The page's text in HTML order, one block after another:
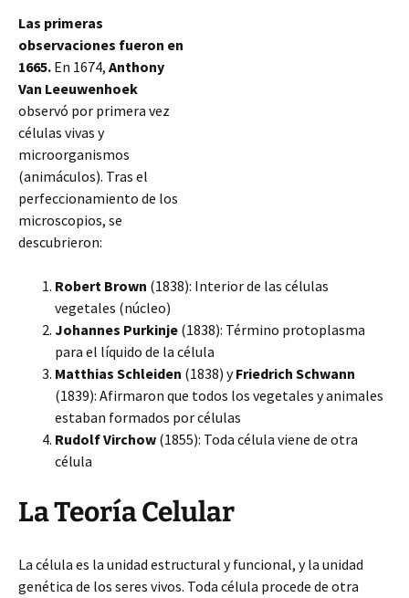
Las primeras
observaciones fueron en
1665. En 1674, Anthony
Van Leeuwenhoek
observó por primera vez
células vivas y
microorganismos
(animáculos). Tras el
perfeccionamiento de los
microscopios, se
descubrieron:
Robert Brown (1838): Interior de las células
vegetales (núcleo)
Johannes Purkinje (1838): Término protoplasma
para el líquido de la célula
Matthias Schleiden (1838) yFriedrich Schwann
(1839): Afirmaron que todos los vegetales y animales
estaban formados por células
Rudolf Virchow (1855): Toda célula viene de otra
célula
La Teoría Celular
La célula es la unidad estructural y funcional, y la unidad
genética de los seres vivos. Toda célula procede de otra